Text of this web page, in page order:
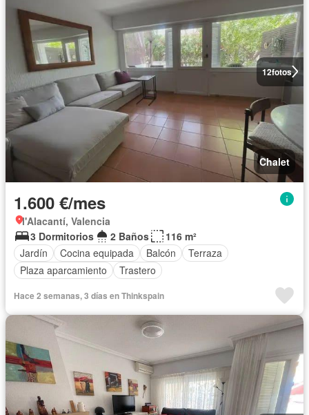
12fotos
Chalet
1.600 €/mes
l'Alacantí, Valencia
3 Dormitorios
2 Baños
116 m²
Jardín
Cocina equipada Balcón
Terraza
Plaza aparcamiento
Trastero
Hace 2 semanas, 3 días en Thinkspain